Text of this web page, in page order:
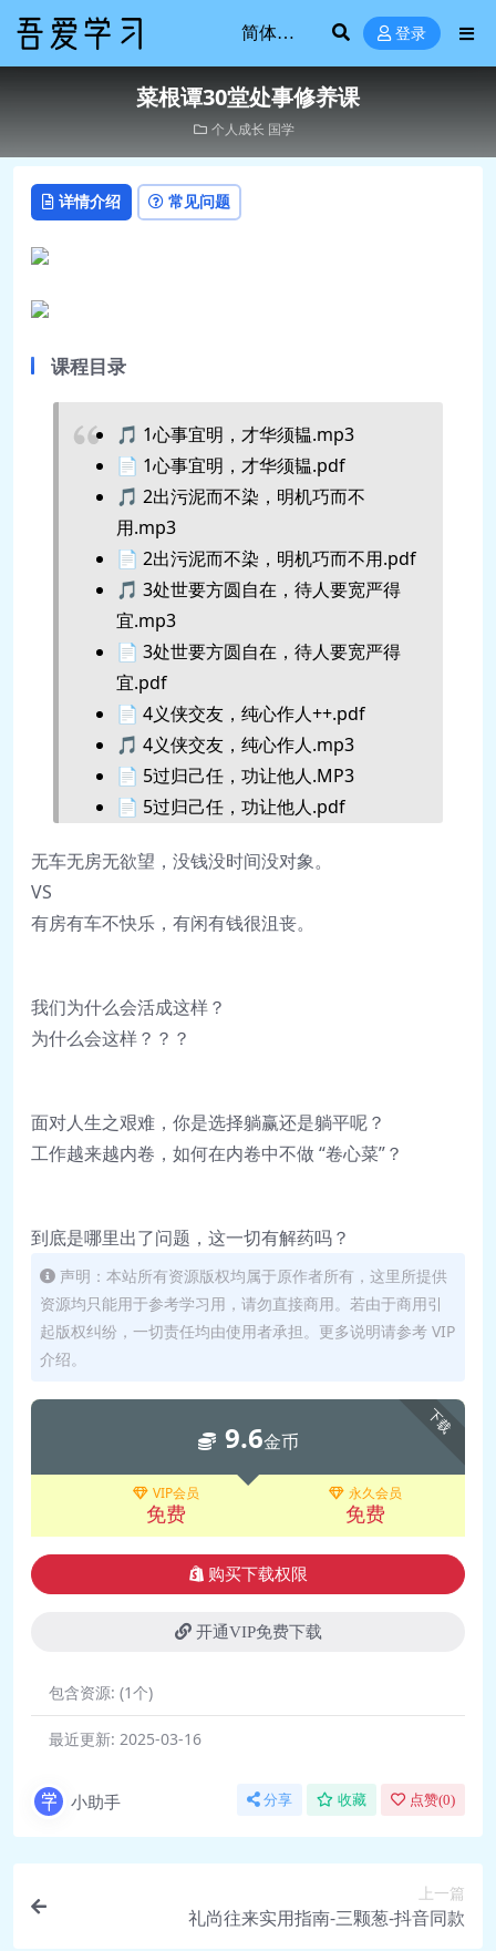
登录
菜根谭30堂处事修养课
个人成长 国学
详情介绍 常见问题
课程目录
🎵 1心事宜明，才华须韫.mp3
📄 1心事宜明，才华须韫.pdf
🎵 2出污泥而不染，明机巧而不
用.mp3
📄 2出污泥而不染，明机巧而不用.pdf
🎵 3处世要方圆自在，待人要宽严得
宜.mp3
📄 3处世要方圆自在，待人要宽严得
宜.pdf
📄 4义侠交友，纯心作人++.pdf
🎵 4义侠交友，纯心作人.mp3
📄 5过归己任，功让他人.MP3
📄 5过归己任，功让他人.pdf
怠.mp3
怠.pdf
📄 7抱朴守拙，涉世之道.pdf
🎵 8凡事当留余地，五分便无殃
悔.mp3
🎵 9攻人毋太严，教人毋过高.mp3
📄 9攻人毋太严，教人毋过高.pdf
📄 11对阴险者勿推心，遇高傲者勿多
口.MP3
📄 11对阴险者勿推心，遇高傲者勿多
口.pdf
📄 12真诚为人，圆转涉世.pdf
📄 13 忠恕待人，养德远害.pdf
🎵 13忠恕待人，养德远害.mp3
📄 14 静中见真境，淡中识本然.pdf
🎵 14静中见真境，淡中识本然.mp3
🎵 15心无物欲乾坤静，坐有琴书便是
🎵 16万象皆空幻，达人须达观.mp3
📄 17修行宜绝迹于尘寰， 悟道当涉足
📄 17修行宜绝迹于尘寰， 悟道当涉足
📄 19 修德须忘功名，读书定要深
无车无房无欲望，没钱没时间没对象。
VS
有房有车不快乐，有闲有钱很沮丧。
我们为什么会活成这样？
为什么会这样？？？
面对人生之艰难，你是选择躺赢还是躺平呢？
工作越来越内卷，如何在内卷中不做 “卷心菜”？
到底是哪里出了问题，这一切有解药吗？
声明：本站所有资源版权均属于原作者所有，这里所提供
资源均只能用于参考学习用，请勿直接商用。若由于商用引
起版权纠纷，一切责任均由使用者承担。更多说明请参考 VIP
介绍。
下载
9.6金币
VIP会员
免费
永久会员
免费
购买下载权限
开通VIP免费下载
包含资源: (1个)
最近更新: 2025-03-16
小助手 分享 收藏 点赞(0)
上一篇
礼尚往来实用指南-三颗葱-抖音同款